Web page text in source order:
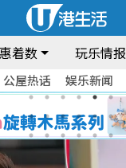
着数 玩乐情报
公屋热话 娱乐新闻